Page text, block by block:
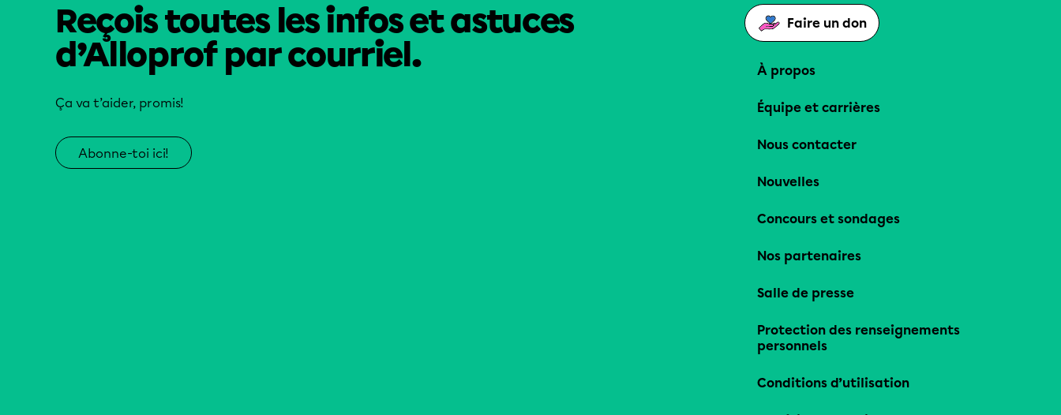
Reçois toutes les infos et astuces
d’Alloprof par courriel.
Ça va t’aider, promis!
Abonne-toi ici!
Faire un don
À propos
Équipe et carrières
Nous contacter
Nouvelles
Concours et sondages
Nos partenaires
Salle de presse
Protection des renseignements
personnels
Conditions d’utilisation